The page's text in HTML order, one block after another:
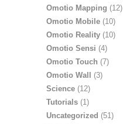
Omotio Mapping (12)
Omotio Mobile (10)
Omotio Reality (10)
Omotio Sensi (4)
Omotio Touch (7)
Omotio Wall
(3)
Science (12)
Tutorials (1)
Uncategorized (51)